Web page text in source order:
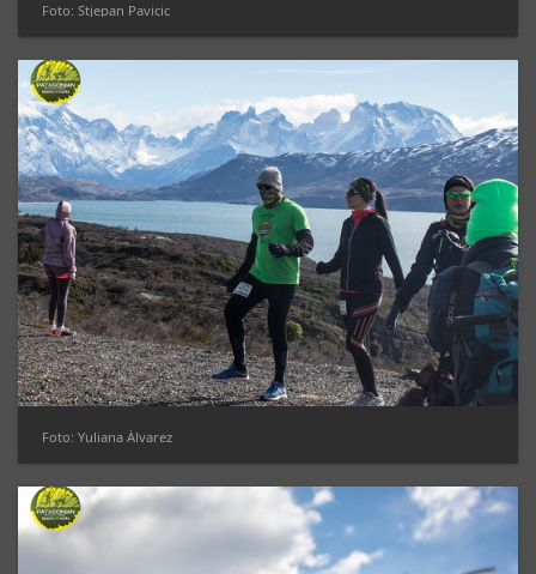
Foto: Stjepan Pavicic
Foto: Yuliana Álvarez